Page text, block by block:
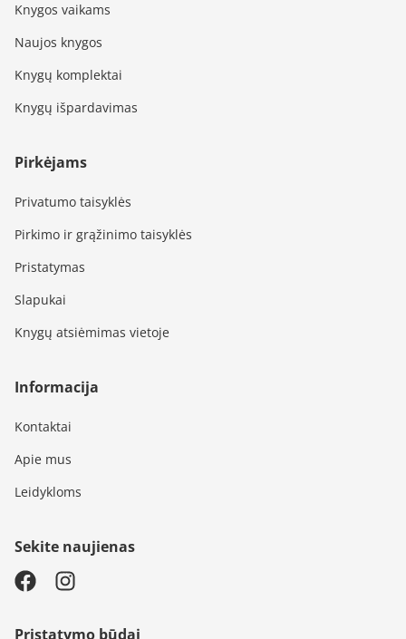
Knygos vaikams
Naujos knygos
Knygų komplektai
Knygų išpardavimas
Pirkėjams
Privatumo taisyklės
Pirkimo ir grąžinimo taisyklės
Pristatymas
Slapukai
Knygų atsiėmimas vietoje
Informacija
Kontaktai
Apie mus
Leidykloms
Sekite naujienas
Pristatymo būdai